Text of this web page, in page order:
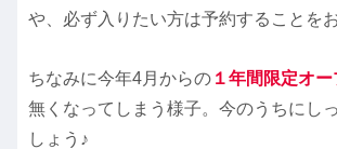
や
必ず入りたい方は予約することを
ちなみに今年4月からの １年間限定オ
無くなってしまう様子。今のうちにし
しょう♪